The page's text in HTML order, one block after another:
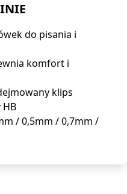
do pisania i
komfort i
klips
/ 0,5mm / 0,7mm /